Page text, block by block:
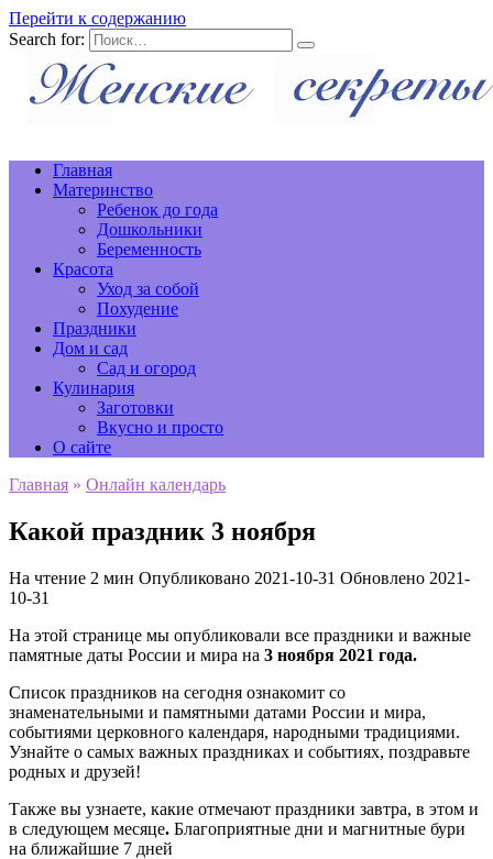
Перейти к содержанию
Search for:
Главная
Материнство
Ребенок до года
Дошкольники
Беременность
Красота
Уход за собой
Похудение
Праздники
Дом и сад
Сад и огород
Кулинария
Заготовки
Вкусно и просто
О сайте
Главная » Онлайн календарь
Какой праздник 3 ноября
На чтение 2 мин Опубликовано 2021-10-31 Обновлено 2021-
10-31
На этой странице мы опубликовали все праздники и важные
памятные даты России и мира на 3 ноября 2021 года.
Список праздников на сегодня ознакомит со
знаменательными и памятными датами России и мира,
событиями церковного календаря, народными традициями.
Узнайте о самых важных праздниках и событиях, поздравьте
родных и друзей!
Также вы узнаете, какие отмечают праздники завтра, в этом и
в следующем месяце. Благоприятные дни и магнитные бури
на ближайшие 7 дней